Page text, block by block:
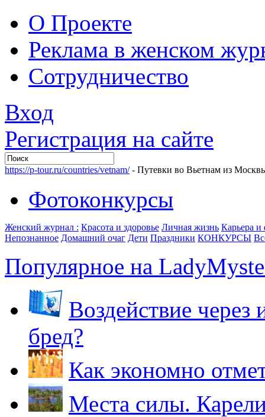
О Проекте
Реклама в женском
Сотрудничество
Вход
Регистрация на сайте
https://p-tour.ru/countries/vetnam/- Путевки во Вьетнам из
Фотоконкурсы
Женский журнал : Красота и здоровье Личная жизнь Карьера
Непознанное Домашний очаг Дети Праздники КОНКУРСЫ
Популярное на
Воздействие через
бред?
Как экономно
Места силы.